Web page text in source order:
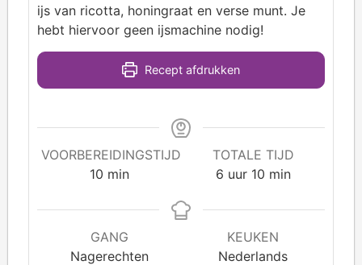
ijs van ricotta, honingraat en verse munt. Je
hebt hiervoor geen ijsmachine nodig!
Recept afdrukken
VOORBEREIDINGSTIJD
10 min
TOTALE TIJD
6 uur 10 min
GANG
Nagerechten
KEUKEN
Nederlands